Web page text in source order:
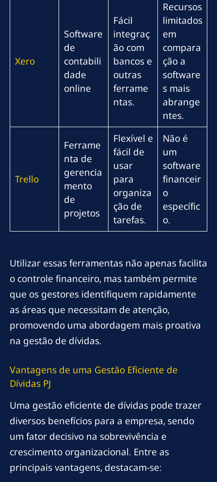
Xero
Software
de
contabili
dade
online
Fácil
integraç
ão com
bancos e
outras
ferrame
ntas.
Recursos
limitados
em
compara
ção a
software
s mais
abrange
ntes.
Trello
Ferrame
nta de
gerencia
mento
de
projetos
Flexível e
fácil de
usar
para
organiza
ção de
tarefas.
Não é
um
software
financeir
o
específic
o.
Utilizar essas ferramentas não apenas facilita
o controle financeiro, mas também permite
que os gestores identifiquem rapidamente
as áreas que necessitam de atenção,
promovendo uma abordagem mais proativa
na gestão de dívidas.
Vantagens de uma Gestão Eficiente de
Dívidas PJ
Uma gestão eficiente de dívidas pode trazer
diversos benefícios para a empresa, sendo
um fator decisivo na sobrevivência e
crescimento organizacional. Entre as
principais vantagens, destacam-se: